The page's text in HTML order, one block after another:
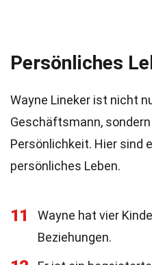
Persönliches
Wayne Lineker ist nicht
Geschäftsmann,
Persönlichkeit. Hier sind
persönliches Leben.
11
Wayne hat vier
Beziehungen.